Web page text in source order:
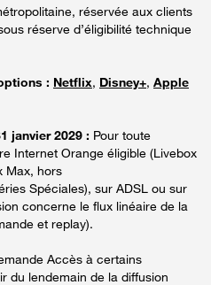
réservée aux clients
réserve d’éligibilité technique
: Netflix, Disney+, Apple
janvier 2029 : Pour toute
Internet Orange éligible (Livebox
Max, hors
Spéciales), sur ADSL ou sur
concerne le flux linéaire de la
et replay).
Accès à certains
du lendemain de la diffusion